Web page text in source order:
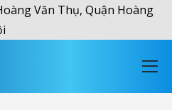
Văn Thụ, Quận Hoàng